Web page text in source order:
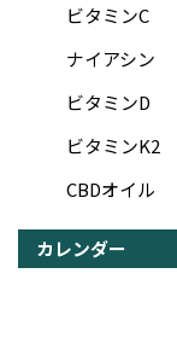
ビタミンC
ナイアシン
ビタミンD
ビタミンK2
CBDオイル
カレンダー